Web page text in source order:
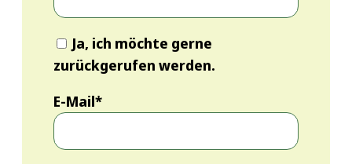
Ja, ich möchte gerne
zurückgerufen werden.
E-Mail*